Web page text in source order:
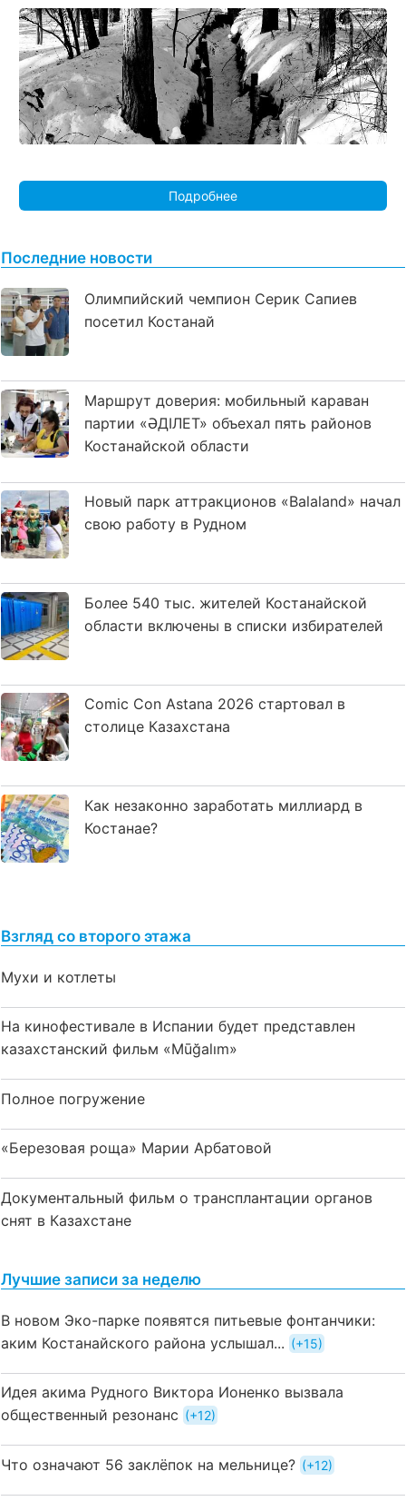
Подробнее
Последние новости
Олимпийский чемпион Серик Сапиев
посетил Костанай
Маршрут доверия: мобильный караван
партии «ӘДІЛЕТ» объехал пять районов
Костанайской области
Новый парк аттракционов «Balaland» начал
свою работу в Рудном
Более 540 тыс. жителей Костанайской
области включены в списки избирателей
Comic Con Astana 2026 стартовал в
столице Казахстана
Как незаконно заработать миллиард в
Костанае?
Взгляд со второго этажа
Мухи и котлеты
На кинофестивале в Испании будет представлен
казахстанский фильм «Mūğalım»
Полное погружение
«Березовая роща» Марии Арбатовой
Документальный фильм о трансплантации органов
снят в Казахстане
Лучшие записи за неделю
В новом Эко-парке появятся питьевые фонтанчики:
аким Костанайского района услышал...
+15
Идея акима Рудного Виктора Ионенко вызвала
общественный резонанс
+12
Что означают 56 заклёпок на мельнице? +12